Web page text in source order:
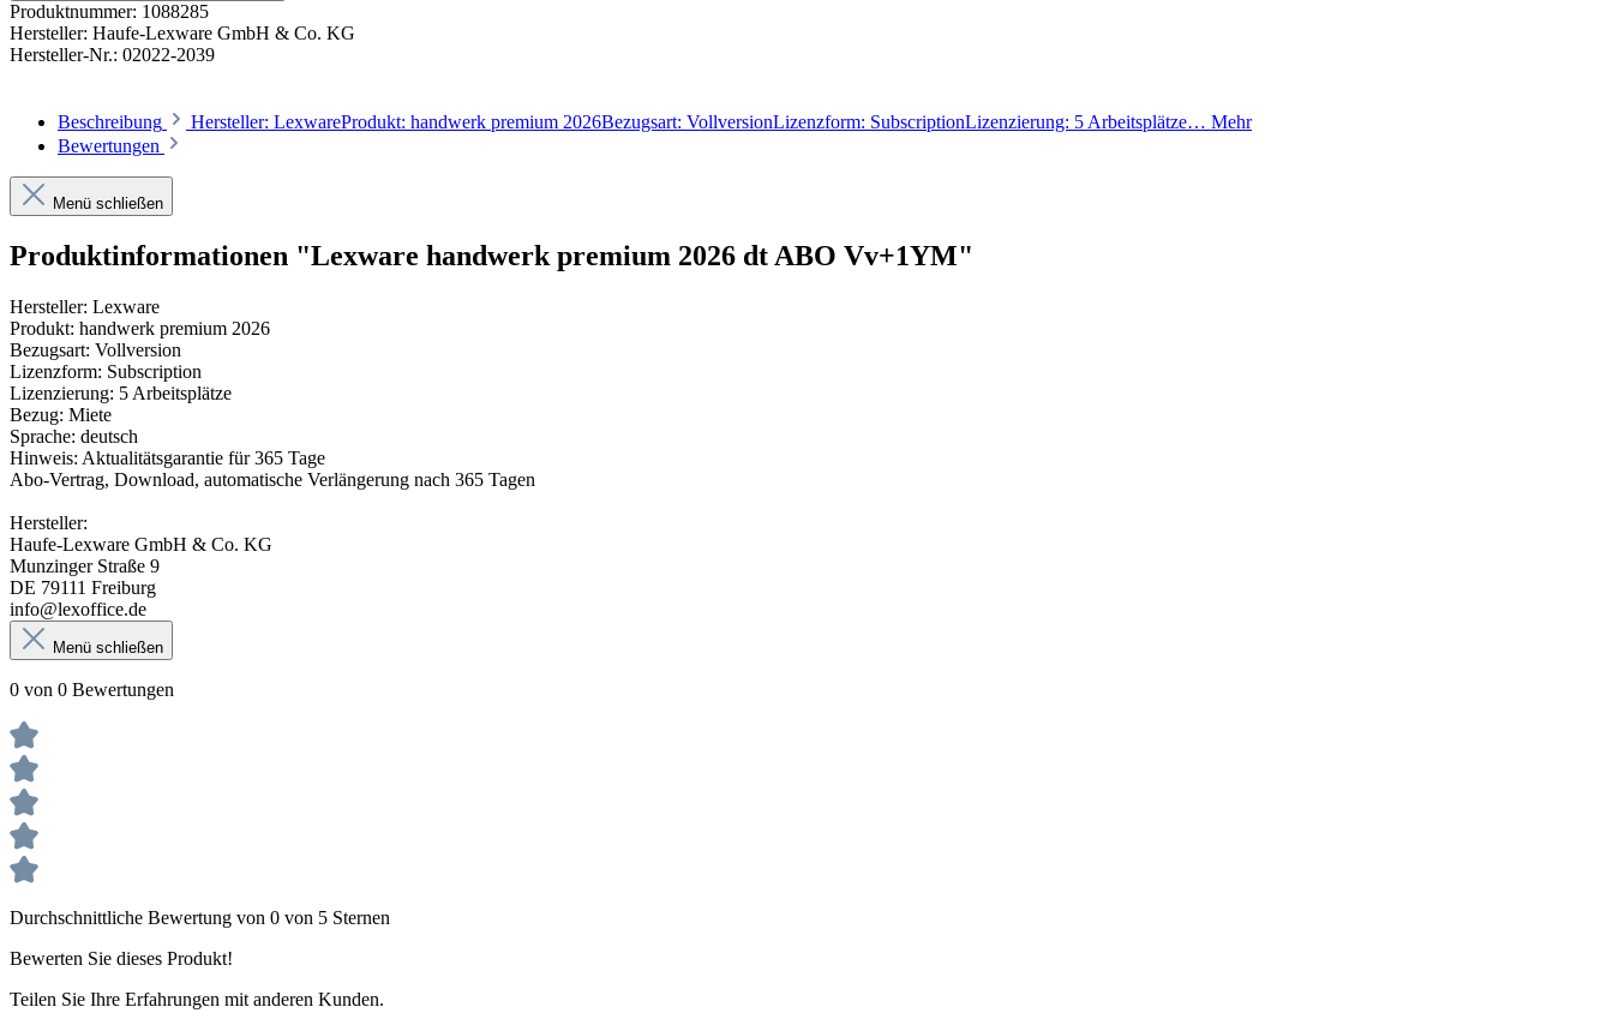
Produktnummer: 1088285
Hersteller: Haufe-Lexware GmbH & Co. KG
Hersteller-Nr.: 02022-2039
Beschreibung Hersteller: LexwareProdukt: handwerk premium 2026Bezugsart: VollversionLizenzform: SubscriptionLizenzierung: 5 Arbeitsplätze… Mehr
Bewertungen
Menü schließen
Produktinformationen "Lexware handwerk premium 2026 dt ABO Vv+1YM"
Hersteller: Lexware
Produkt: handwerk premium 2026
Bezugsart: Vollversion
Lizenzform: Subscription
Lizenzierung: 5 Arbeitsplätze
Bezug: Miete
Sprache: deutsch
Hinweis: Aktualitätsgarantie für 365 Tage
Abo-Vertrag, Download, automatische Verlängerung nach 365 Tagen
Hersteller:
Haufe-Lexware GmbH & Co. KG
Munzinger Straße 9
DE 79111 Freiburg
info@lexoffice.de
Menü schließen
0 von 0 Bewertungen
Durchschnittliche Bewertung von 0 von 5 Sternen
Bewerten Sie dieses Produkt!
Teilen Sie Ihre Erfahrungen mit anderen Kunden.